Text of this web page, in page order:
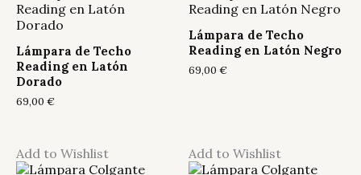
Lámpara de Techo
Reading en Latón
Dorado
69,00 €
Lámpara de Techo
Reading en Latón Negro
69,00 €
Add to Wishlist Add to Wishlist